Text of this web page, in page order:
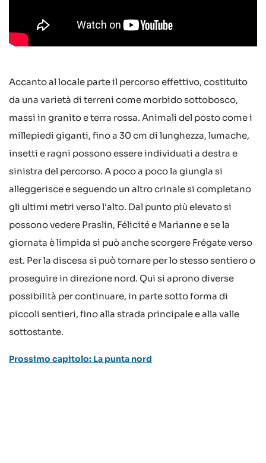
Accanto al locale parte il percorso effettivo, costituito
da una varietà di terreni come morbido sottobosco,
massi in granito e terra rossa. Animali del posto come i
millepiedi giganti, fino a 30 cm di lunghezza, lumache,
insetti e ragni possono essere individuati a destra e
sinistra del percorso. A poco a poco la giungla si
alleggerisce e seguendo un altro crinale si completano
gli ultimi metri verso l'alto. Dal punto più elevato si
possono vedere Praslin, Félicité e Marianne e se la
giornata è limpida si può anche scorgere Frégate verso
est. Per la discesa si può tornare per lo stesso sentiero o
proseguire in direzione nord. Qui si aprono diverse
possibilità per continuare, in parte sotto forma di
piccoli sentieri, fino alla strada principale e alla valle
sottostante.
Prossimo capitolo: La punta nord